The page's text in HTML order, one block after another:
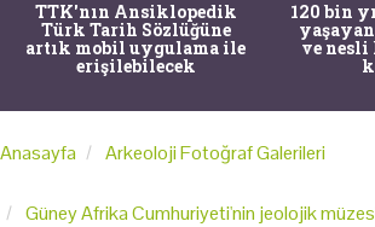
TTK'nın Ansiklopedik
Türk Tarih Sözlüğüne
artık mobil uygulama ile
erişilebilecek
120 bin
ve
Anasayfa Arkeoloji Fotoğraf Galerileri
Güney Afrika Cumhuriyeti'nin jeolojik